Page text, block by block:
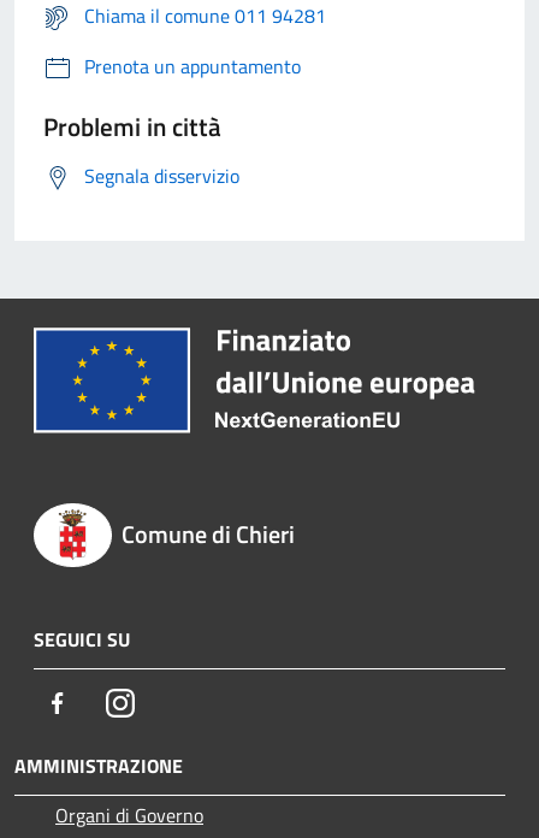
Chiama il comune 011 94281
Prenota un appuntamento
Problemi in città
Segnala disservizio
Comune di Chieri
SEGUICI SU
FacebookInstagram
AMMINISTRAZIONE
Organi di Governo